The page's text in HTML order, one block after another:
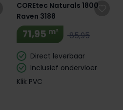
COREtec Naturals 1800
Raven 3188
71,95 m² 85,95
Direct leverbaar
Inclusief ondervloer
Klik PVC